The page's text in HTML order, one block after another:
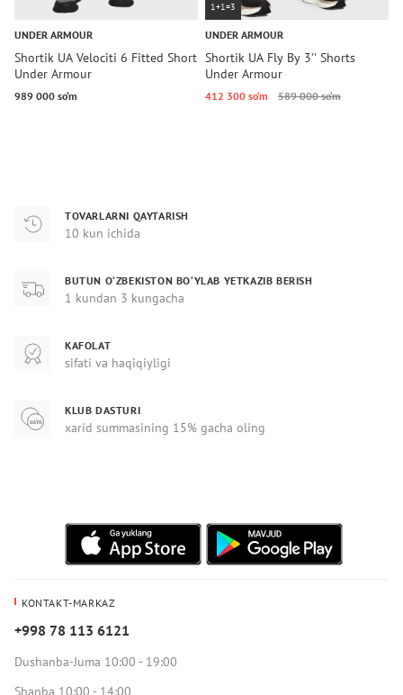
UNDER ARMOUR
Shortik UA Velociti 6 Fitted Short
Under Armour
989 000 so‘m
1+1=3
UNDER ARMOUR
Shortik UA Fly By 3'' Shorts
Under Armour
412 300 so‘m 589 000 so‘m
TOVARLARNI QAYTARISH
10 kun ichida
BUTUN O‘ZBEKISTON BO‘YLAB YETKAZIB BERISH
1 kundan 3 kungacha
KAFOLAT
sifati va haqiqiyligi
KLUB DASTURI
xarid summasining 15% gacha oling
KONTAKT-MARKAZ
+998 78 113 6121
Dushanba-Juma 10:00 - 19:00
Shanba 10:00 - 14:00